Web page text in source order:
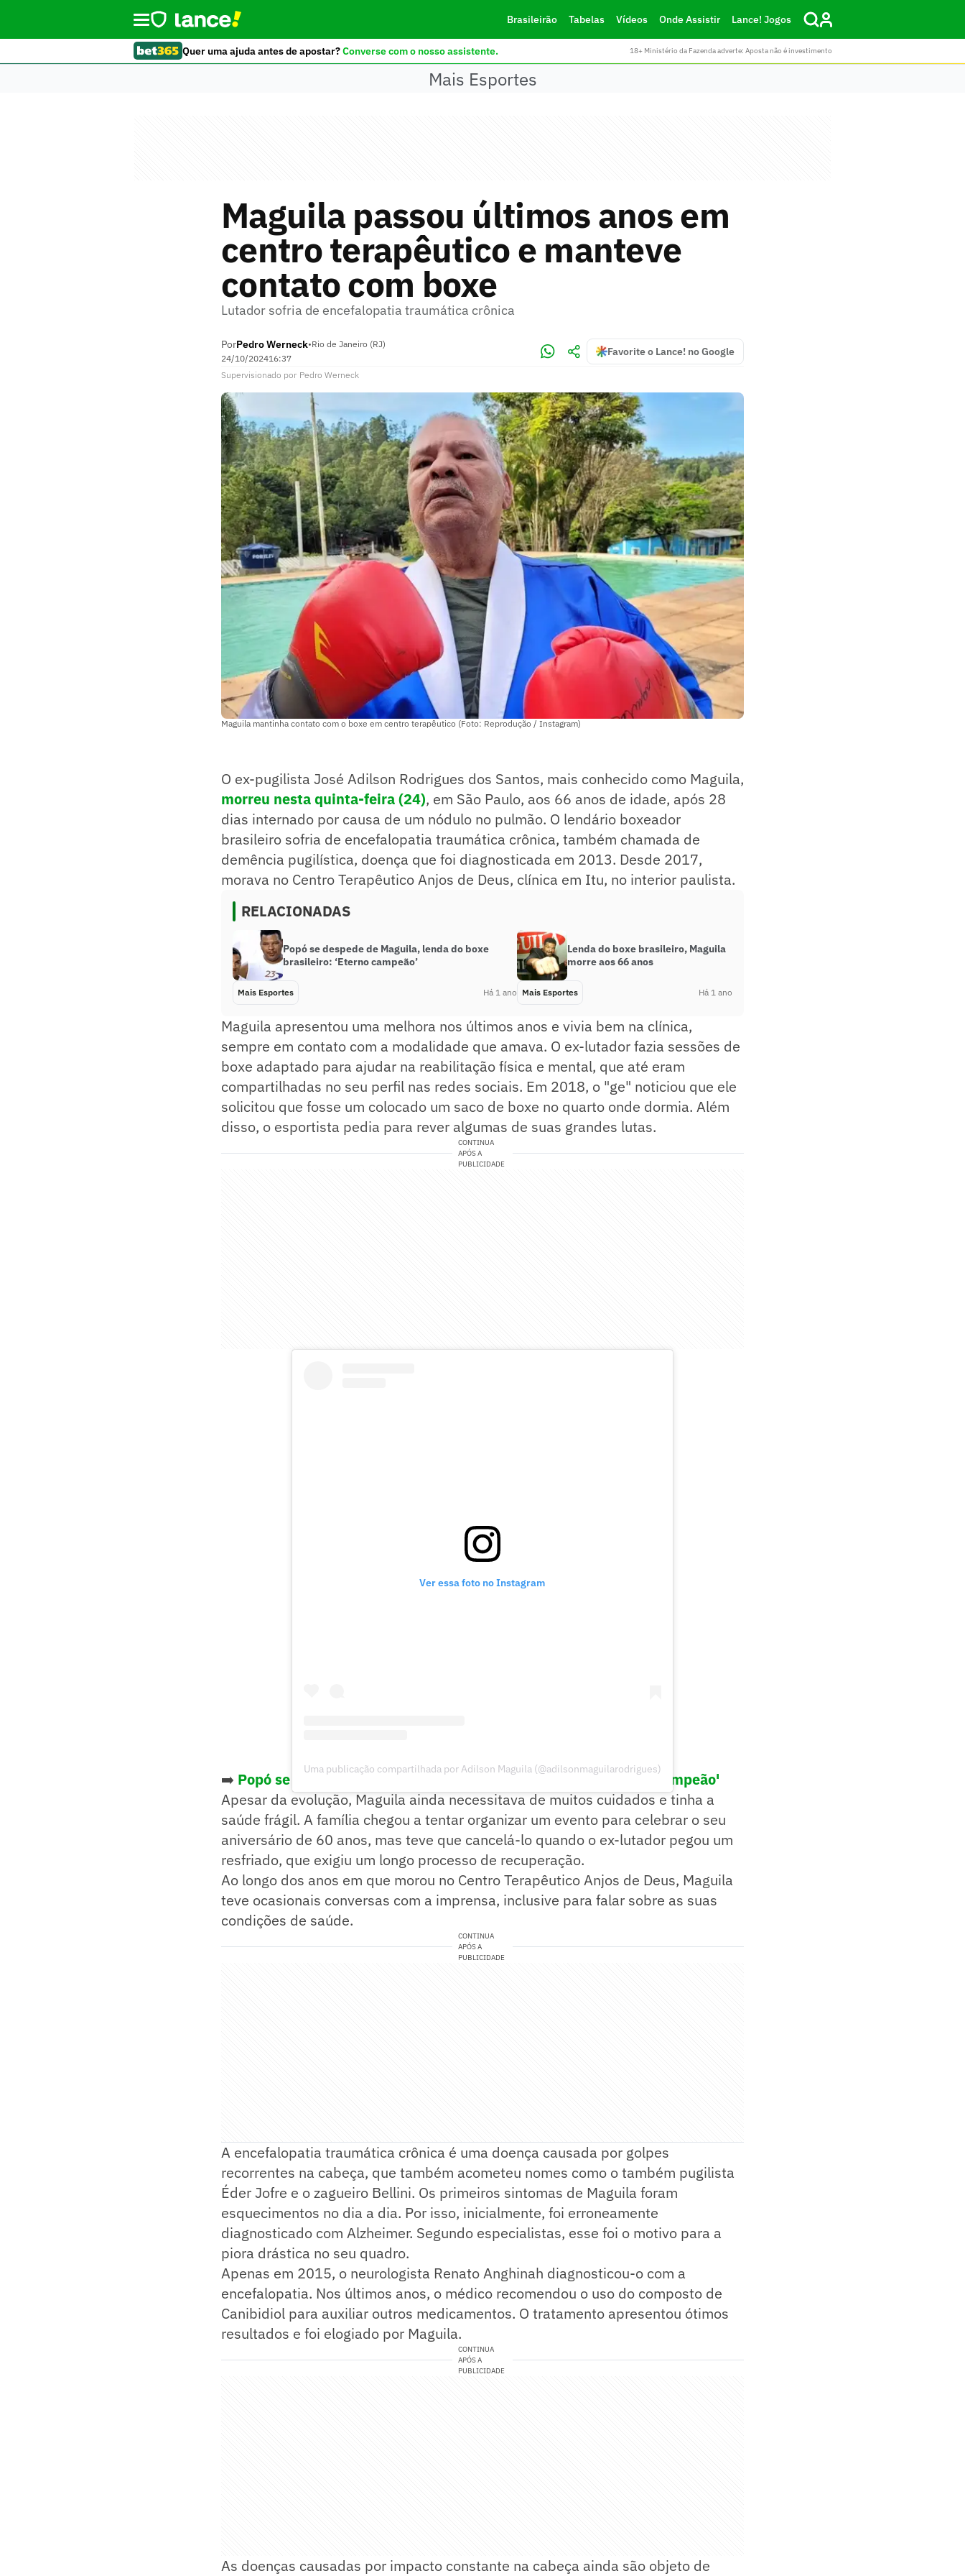
Brasileirão Tabelas Vídeos Onde Assistir Lance! Jogos
Quer uma ajuda antes de apostar?Converse com o nosso assistente. 18+ Ministério da Fazenda adverte: Aposta não é investimento
Mais Esportes
Maguila passou últimos anos em
centro terapêutico e manteve
contato com boxe
Lutador sofria de encefalopatia traumática crônica
PorPedro Werneck•Rio de Janeiro (RJ)
24/10/202416:37
Favorite o Lance! no Google
Supervisionado por Pedro Werneck
Maguila mantinha contato com o boxe em centro terapêutico (Foto: Reprodução / Instagram)
O ex-pugilista José Adilson Rodrigues dos Santos, mais conhecido como Maguila,
morreu nesta quinta-feira (24), em São Paulo, aos 66 anos de idade, após 28
dias internado por causa de um nódulo no pulmão. O lendário boxeador
brasileiro sofria de encefalopatia traumática crônica, também chamada de
demência pugilística, doença que foi diagnosticada em 2013. Desde 2017,
morava no Centro Terapêutico Anjos de Deus, clínica em Itu, no interior paulista.
RELACIONADAS
Popó se despede de Maguila, lenda do boxe
brasileiro: ‘Eterno campeão’
Mais Esportes Há 1 ano
Lenda do boxe brasileiro, Maguila
morre aos 66 anos
Mais Esportes Há 1 ano
Maguila apresentou uma melhora nos últimos anos e vivia bem na clínica,
sempre em contato com a modalidade que amava. O ex-lutador fazia sessões de
boxe adaptado para ajudar na reabilitação física e mental, que até eram
compartilhadas no seu perfil nas redes sociais. Em 2018, o "ge" noticiou que ele
solicitou que fosse um colocado um saco de boxe no quarto onde dormia. Além
disso, o esportista pedia para rever algumas de suas grandes lutas.
CONTINUA
APÓS A
PUBLICIDADE
Ver essa foto no Instagram
Uma publicação compartilhada por Adilson Maguila (@adilsonmaguilarodrigues)
➡️ Popó se despede de Maguila, lenda do boxe brasileiro: 'Eterno campeão'
Apesar da evolução, Maguila ainda necessitava de muitos cuidados e tinha a
saúde frágil. A família chegou a tentar organizar um evento para celebrar o seu
aniversário de 60 anos, mas teve que cancelá-lo quando o ex-lutador pegou um
resfriado, que exigiu um longo processo de recuperação.
Ao longo dos anos em que morou no Centro Terapêutico Anjos de Deus, Maguila
teve ocasionais conversas com a imprensa, inclusive para falar sobre as suas
condições de saúde.
CONTINUA
APÓS A
PUBLICIDADE
A encefalopatia traumática crônica é uma doença causada por golpes
recorrentes na cabeça, que também acometeu nomes como o também pugilista
Éder Jofre e o zagueiro Bellini. Os primeiros sintomas de Maguila foram
esquecimentos no dia a dia. Por isso, inicialmente, foi erroneamente
diagnosticado com Alzheimer. Segundo especialistas, esse foi o motivo para a
piora drástica no seu quadro.
Apenas em 2015, o neurologista Renato Anghinah diagnosticou-o com a
encefalopatia. Nos últimos anos, o médico recomendou o uso do composto de
Canibidiol para auxiliar outros medicamentos. O tratamento apresentou ótimos
resultados e foi elogiado por Maguila.
CONTINUA
APÓS A
PUBLICIDADE
As doenças causadas por impacto constante na cabeça ainda são objeto de